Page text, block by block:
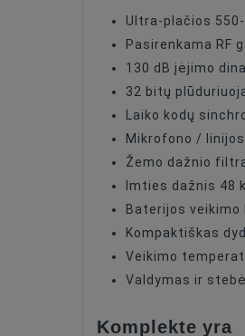
Ultra-plačios
Pasirenkama RF
130 dB įėjimo
32 bitų
Laiko kodų
Mikrofono /
Žemo dažnio
Imties dažnis 48
Baterijos veikimo
Kompaktiškas
Veikimo
Valdymas ir
Komplekte yra